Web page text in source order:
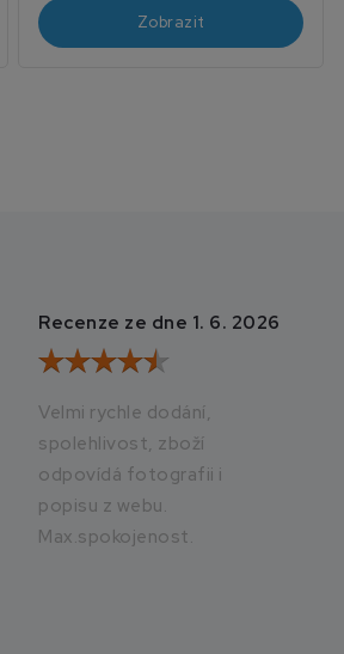
Zobrazit
Recenze ze dne 1. 6. 2026
Velmi rychle dodání,
spolehlivost, zboží
odpovídá fotografii i
popisu z webu.
Max.spokojenost.